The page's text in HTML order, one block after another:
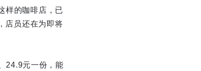
样的咖啡店，已
店员还在为即将
24.9元一份，能